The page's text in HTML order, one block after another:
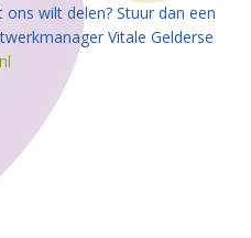
wilt delen? Stuur dan een
Vitale Gelderse